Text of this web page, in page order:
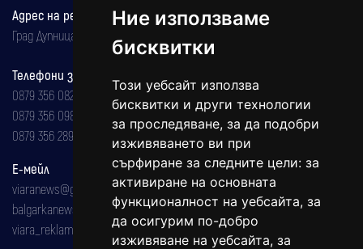
Ние използваме
бисквитки
Този уебсайт използва
бисквитки и други технологии
за проследяване, за да подобри
изживяването ви при
сърфиране за следните цели: за
активиране на основната
функционалност на уебсайта, за
да осигурим по-добро
изживяване на уебсайта, за
Адрес на редакцията
Град Дупница, ул.''Христо Ботев" 43
Телефони за реклама и абонаменти
0879 356 082
0879 356 098
0879 356 289
Е-мейл
viaranews@gmail.com
balgarkanews@gmail.com
viara_reklama@mail.bg